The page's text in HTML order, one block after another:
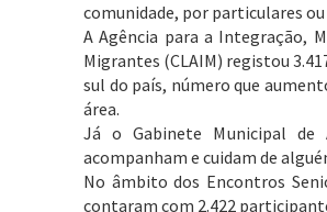
comunidade, por particulares
A Agência para a Integração,
Migrantes (CLAIM) registou
sul do país, número que
área.
Já o Gabinete Municipal de
acompanham e cuidam de
No âmbito dos Encontros
contaram com 2.422